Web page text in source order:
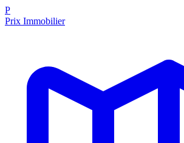
P
Prix Immobilier